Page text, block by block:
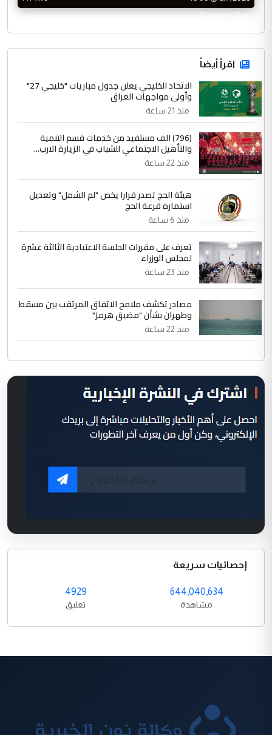
CurrencyRate
اقرأ أيضاً
الاتحاد الخليجي يعلن جدول مباريات "خليجي 27"
وأولى مواجهات العراق
منذ 21 ساعة
(796) الف مستفيد من خدمات قسم التنمية
والتأهيل الاجتماعي للشباب في الزيارة الارب...
منذ 22 ساعة
هيئة الحج تصدر قرارا يخص "لم الشمل" وتعديل
استمارة قرعة الحج
منذ 6 ساعة
تعرف على مقررات الجلسة الاعتيادية الثالثة عشرة
لمجلس الوزراء
منذ 23 ساعة
مصادر تكشف ملامح الاتفاق المرتقب بين مسقط
وطهران بشأن "مضيق هرمز"
منذ 22 ساعة
إحصائيات سريعة
644,040,634
مشاهدة
4929
تعليق